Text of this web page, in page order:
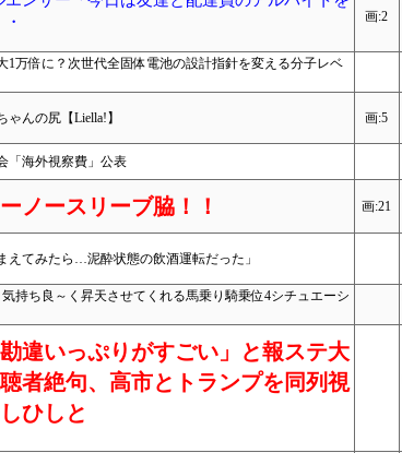
画:2
1万倍に？次世代全固体電池の設計指針を変える分子レベ
んの尻【Liella!】 画:5
「海外視察費」公表
ノースリーブ脇！！ 画:21
てみたら…泥酔状態の飲酒運転だった」
持ち良～く昇天させてくれる馬乗り騎乗位4シチュエーシ
違いっぷりがすごい」と報ステ大
者絶句、高市とトランプを同列視
ひしと